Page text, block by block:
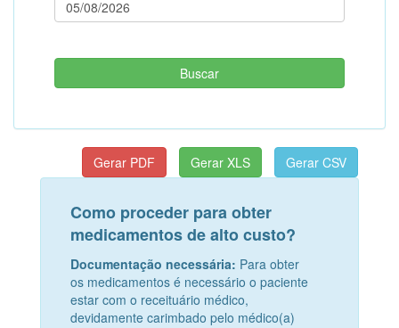
Como proceder para obter
medicamentos de alto custo?
Documentação necessária: Para obter
os medicamentos é necessário o paciente
estar com o receituário médico,
devidamentecarimbado pelo médico(a)